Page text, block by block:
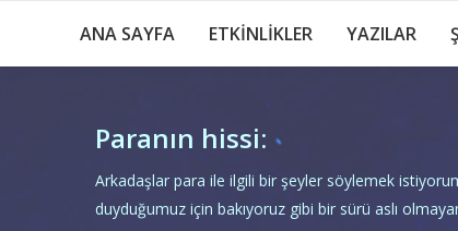
ANA SAYFA ETKİNLİKLER YAZILAR
Paranın hissi:
Arkadaşlar para ile ilgili bir şeyler söylemek
duyduğumuz için bakıyoruz gibi bir sürü aslı